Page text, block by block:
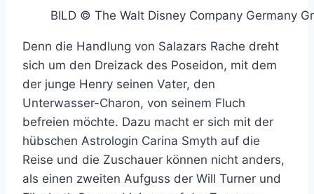
BILD © The Walt Disney Company Germany
Denn die Handlung von Salazars Rache dreht
sich um den Dreizack des Poseidon, mit dem
der junge Henry seinen Vater, den
Unterwasser-Charon, von seinem Fluch
befreien möchte. Dazu macht er sich mit der
hübschen Astrologin Carina Smyth auf die
Reise und die Zuschauer können nicht anders,
als einen zweiten Aufguss der Will Turner und